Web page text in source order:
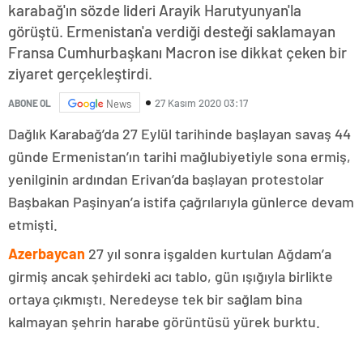
karabağ'ın sözde lideri Arayik Harutyunyan'la
görüştü. Ermenistan'a verdiği desteği saklamayan
Fransa Cumhurbaşkanı Macron ise dikkat çeken bir
ziyaret gerçekleştirdi.
ABONE OL News 27 Kasım 2020 03:17
Dağlık Karabağ’da 27 Eylül tarihinde başlayan savaş 44
günde Ermenistan’ın tarihi mağlubiyetiyle sona ermiş,
yenilginin ardından Erivan’da başlayan protestolar
Başbakan Paşinyan’a istifa çağrılarıyla günlerce devam
etmişti.
Azerbaycan 27 yıl sonra işgalden kurtulan Ağdam’a
girmiş ancak şehirdeki acı tablo, gün ışığıyla birlikte
ortaya çıkmıştı. Neredeyse tek bir sağlam bina
kalmayan şehrin harabe görüntüsü yürek burktu.